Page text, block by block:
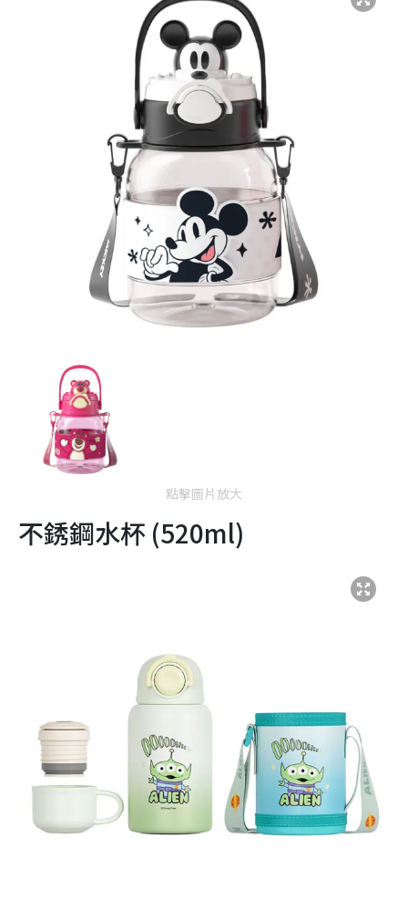
點擊圖片放大
不銹鋼水杯 (520ml)